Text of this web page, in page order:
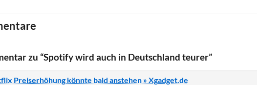
zu “Spotify wird auch in Deutschland teurer”
Preiserhöhung könnte bald anstehen » Xgadget.de